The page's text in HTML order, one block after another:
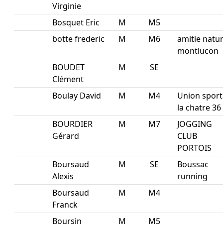
Virginie
Bosquet Eric M
M5
botte frederic
M M6
amitie
montlucon
BOUDET
Clément
M SE
Boulay David M M4
Union
la chatre 36
BOURDIER
Gérard
M M7
JOGGING
CLUB
PORTOIS
Boursaud
Alexis
M SE
Boussac
running
Boursaud
Franck
M M4
Boursin
M M5